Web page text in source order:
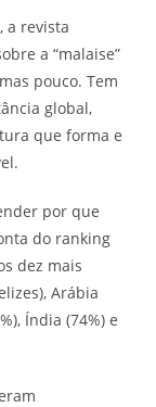
a revista
a “malaise”
pouco. Tem
global,
que forma e
por que
do ranking
dez mais
Arábia
Índia (74%) e